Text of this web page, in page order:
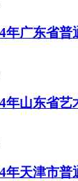
年广东省
年山东省
年天津市